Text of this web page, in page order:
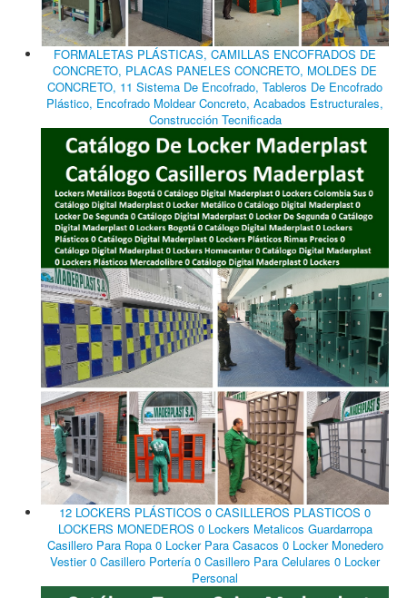
FORMALETAS PLÁSTICAS, CAMILLAS ENCOFRADOS DE
CONCRETO, PLACAS PANELES CONCRETO, MOLDES DE
CONCRETO, 11 Sistema De Encofrado, Tableros De Encofrado
Plástico, Encofrado Moldear Concreto, Acabados Estructurales,
Construcción Tecnificada
12 LOCKERS PLÁSTICOS 0 CASILLEROS PLASTICOS 0
LOCKERS MONEDEROS 0 Lockers Metalicos Guardarropa
Casillero Para Ropa 0 Locker Para Casacos 0 Locker Monedero
Vestier 0 Casillero Portería 0 Casillero Para Celulares 0 Locker
Personal